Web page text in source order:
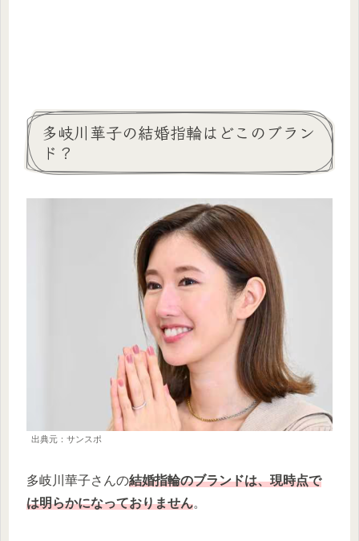
多岐川華子の結婚指輪はどこのブラン
ド？
出典元：サンスポ
多岐川華子さんの結婚指輪のブランドは、現時点で
は明らかになっておりません。